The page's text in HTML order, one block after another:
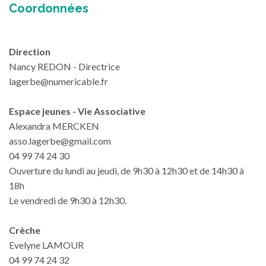
Coordonnées
Direction
Nancy REDON - Directrice
lagerbe@numericable.fr
Espace jeunes - Vie Associative
Alexandra MERCKEN
asso.lagerbe@gmail.com
04 99 74 24 30
Ouverture du lundi au jeudi, de 9h30 à 12h30 et de 14h30 à
18h
Le vendredi de 9h30 à 12h30.
Crèche
Evelyne LAMOUR
04 99 74 24 32